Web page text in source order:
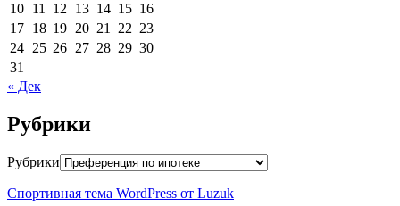
10 11 12 13 14 15 16
17 18 19 20 21 22 23
24 25 26 27 28 29 30
31
« Дек
Рубрики
Рубрики
Спортивная тема WordPress от Luzuk